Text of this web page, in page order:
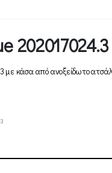
202017024.3
με κάσα από ανοξείδωτο